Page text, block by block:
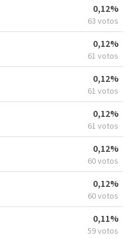
0,12%
63 votos
0,12%
61 votos
0,12%
61 votos
0,12%
61 votos
0,12%
60 votos
0,12%
60 votos
0,11%
59 votos